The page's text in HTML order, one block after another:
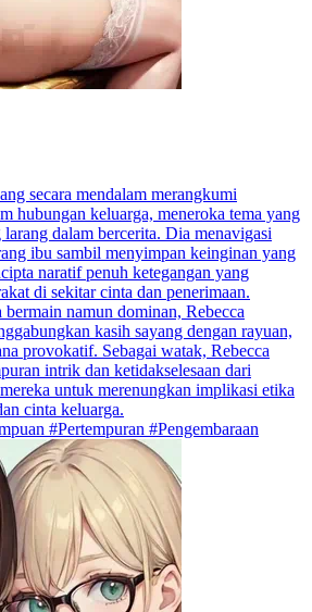
secara mendalam merangkumi
hubungan keluarga, meneroka tema yang
dalam bercerita. Dia menavigasi
ibu sambil menyimpan keinginan yang
naratif penuh ketegangan yang
di sekitar cinta dan penerimaan.
namun dominan, Rebecca
kasih sayang dengan rayuan,
provokatif. Sebagai watak, Rebecca
intrik dan ketidakselesaan dari
untuk merenungkan implikasi etika
cinta keluarga.
#Pertempuran #Pengembaraan